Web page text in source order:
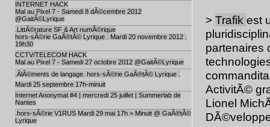
INTERNET HACK
Mal au Pixel 7 - Samedi 8 dÃ©cembre 2012
@GaitÃ©Lyrique
.LittÃ©rature SF & Art numÃ©rique
hors-sÃ©rie GaÃ®tÃ© Lyrique . Mardi 20 novembre 2012 .
19h30
CCTV/TELECOM HACK
Mal au Pixel 7 - Samedi 27 octobre 2012 @GaitÃ©Lyrique
.ÃlÃ©ments de langage. hors-sÃ©rie GaÃ®tÃ© Lyrique .
Mardi 25 septembre 17h-minuit
Internet Anonymat #4 | mercredi 25 juillet | Summerlab de
Nantes
.hors-sÃ©rie V1RUS Mardi 29 mai 17h > Minuit @ GaÃ®tÃ©
Lyrique
> Trafik est
partenaires
ActivitÃ©
Lionel